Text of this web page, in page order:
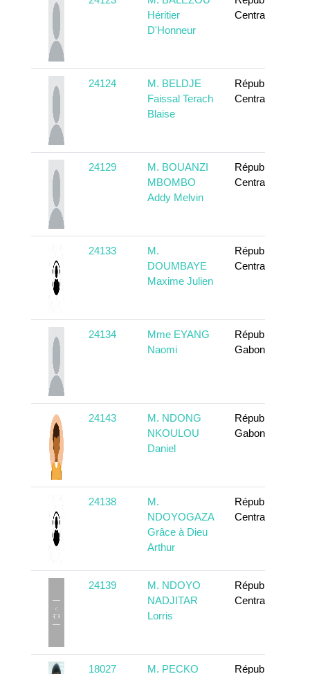
Héritier
D'Honneur
Centrafricaine
24124
M. BELDJE
Faissal Terach
Blaise
République
Centrafricaine
24129
M. BOUANZI
MBOMBO
Addy Melvin
République
Centrafricaine
24133
M.
DOUMBAYE
Maxime Julien
République
Centrafricaine
24134
Mme EYANG
Naomi
République
Gabonaise
24143
M. NDONG
NKOULOU
Daniel
République
Gabonaise
24138
M.
NDOYOGAZA
Grâce à Dieu
Arthur
République
Centrafricaine
24139
M. NDOYO
NADJITAR
Lorris
République
Centrafricaine
18027 M. PECKO République